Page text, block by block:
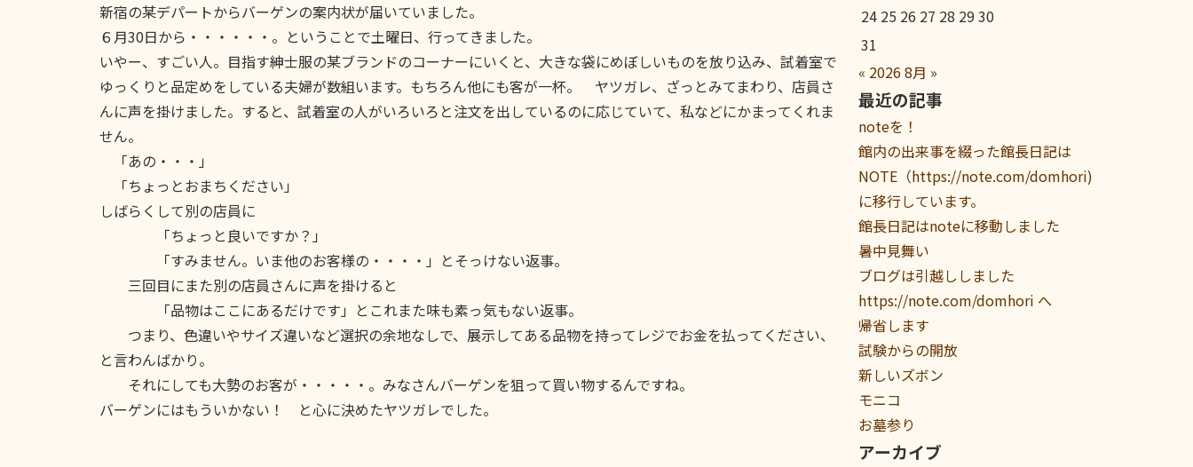
新宿の某デパートからバーゲンの案内状が届いていました。
６月30日から・・・・・・。ということで土曜日、行ってきました。
いやー、すごい人。目指す紳士服の某ブランドのコーナーにいくと、大きな袋にめぼしいものを放り込み、試着室で
ゆっくりと品定めをしている夫婦が数組います。もちろん他にも客が一杯。 ヤツガレ、ざっとみてまわり、店員さ
んに声を掛けました。すると、試着室の人がいろいろと注文を出しているのに応じていて、私などにかまってくれま
せん。
「あの・・・」
「ちょっとおまちください」
しばらくして別の店員に
「ちょっと良いですか？」
「すみません。いま他のお客様の・・・・」とそっけない返事。
三回目にまた別の店員さんに声を掛けると
「品物はここにあるだけです」とこれまた味も素っ気もない返事。
つまり、色違いやサイズ違いなど選択の余地なしで、展示してある品物を持ってレジでお金を払ってください、
と言わんばかり。
それにしても大勢のお客が・・・・・。みなさんバーゲンを狙って買い物するんですね。
バーゲンにはもういかない！ と心に決めたヤツガレでした。
24 25 26 27 28 2930
31
« 20268月 »
最近の記事
noteを！
館内の出来事を綴った館長日記は
NOTE（https://note.com/domhori)
に移行しています。
館長日記はnoteに移動しました
暑中見舞い
ブログは引越ししました
https://note.com/domhori へ
帰省します
試験からの開放
新しいズボン
モニコ
お墓参り
アーカイブ